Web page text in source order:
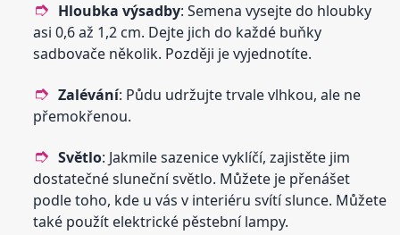
Hloubka výsadby: Semena vysejte do hloubky
asi 0,6 až 1,2 cm. Dejte jich do každé buňky
sadbovače několik. Později je vyjednotíte.
Zalévání: Půdu udržujte trvale vlhkou, ale ne
přemokřenou.
Světlo: Jakmile sazenice vyklíčí, zajistěte jim
dostatečné sluneční světlo. Můžete je přenášet
podle toho, kde u vás v interiéru svítí slunce. Můžete
také použít elektrické pěstební lampy.